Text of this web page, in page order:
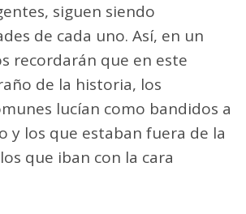
siguen siendo
de cada uno. Así, en un
recordarán que en este
de la historia, los
lucían como bandidos a
y los que estaban fuera de la
que iban con la cara